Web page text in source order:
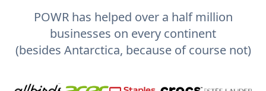
POWR has helped over a half million
businesses on every continent
(besides Antarctica, because of course not)